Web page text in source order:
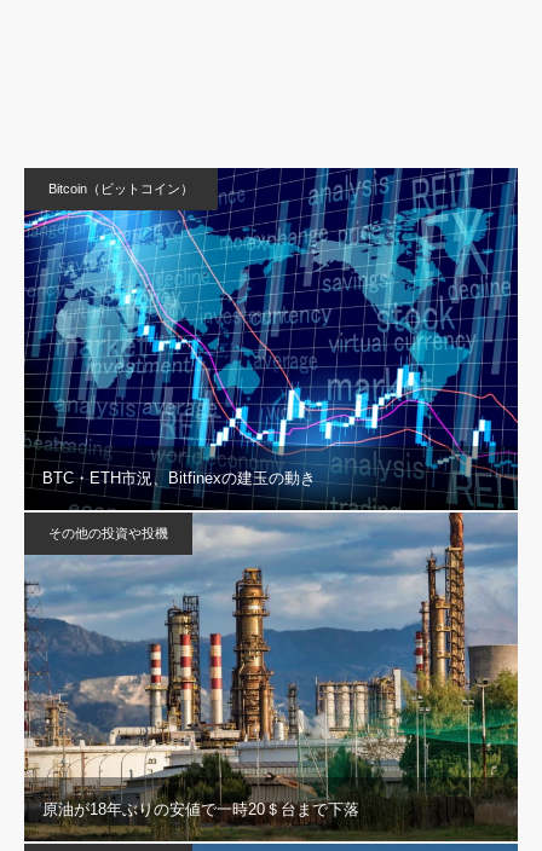
Bitcoin（ビットコイン）
BTC・ETH市況、Bitfinexの建玉の動き
その他の投資や投機
原油が18年ぶりの安値で一時20＄台まで下落